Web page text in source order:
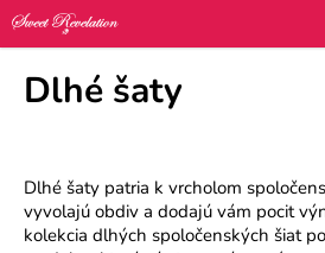
Prejsť
na
Dlhé šaty
Dlhé šaty patria k vrcholom
vyvolajú obdiv a dodajú vám pocit
kolekcia dlhých spoločenských šiat
K
o
o
p
o